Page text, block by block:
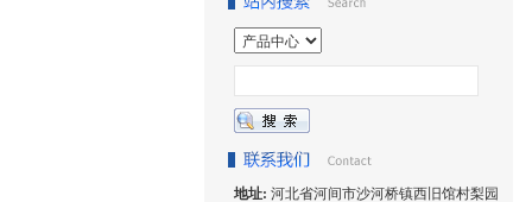
地址: 河北省河间市沙河桥镇西旧馆村梨园